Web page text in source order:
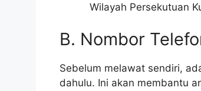
Wilayah Persekutuan
B. Nombor
Sebelum melawat sendiri,
dahulu. Ini akan membantu